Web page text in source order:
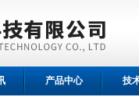
产品中心 技